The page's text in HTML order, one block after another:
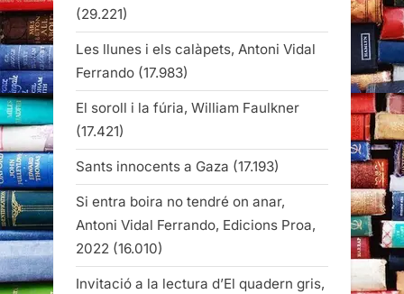
(29.221)
Les llunes i els calàpets, Antoni Vidal
Ferrando (17.983)
El soroll i la fúria, William Faulkner
(17.421)
Sants innocents a Gaza (17.193)
Si entra boira no tendré on anar,
Antoni Vidal Ferrando, Edicions Proa,
2022 (16.010)
Invitació a la lectura d’El quadern gris,